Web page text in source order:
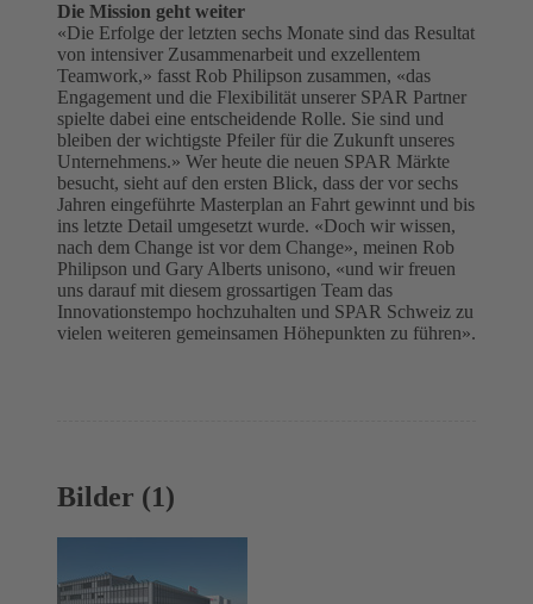
Die Mission geht weiter
«Die Erfolge der letzten sechs Monate sind das Resultat
von intensiver Zusammenarbeit und exzellentem
Teamwork,» fasst Rob Philipson zusammen, «das
Engagement und die Flexibilität unserer SPAR Partner
spielte dabei eine entscheidende Rolle. Sie sind und
bleiben der wichtigste Pfeiler für die Zukunft unseres
Unternehmens.» Wer heute die neuen SPAR Märkte
besucht, sieht auf den ersten Blick, dass der vor sechs
Jahren eingeführte Masterplan an Fahrt gewinnt und bis
ins letzte Detail umgesetzt wurde. «Doch wir wissen,
nach dem Change ist vor dem Change», meinen Rob
Philipson und Gary Alberts unisono, «und wir freuen
uns darauf mit diesem grossartigen Team das
Innovationstempo hochzuhalten und SPAR Schweiz zu
vielen weiteren gemeinsamen Höhepunkten zu führen».
Bilder (1)